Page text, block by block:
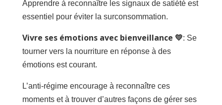
Apprendre à reconnaître les signaux de satiété est
essentiel pour éviter la surconsommation.
Vivre ses émotions avec bienveillance 💛: Se
tourner vers la nourriture en réponse à des
émotions est courant.
L’anti-régime encourage à reconnaître ces
moments et à trouver d’autres façons de gérer ses